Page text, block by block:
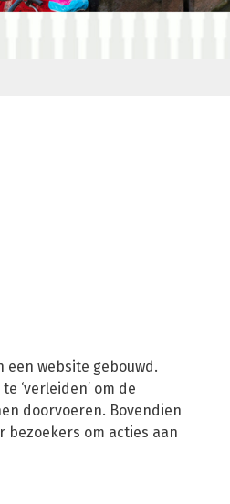
website gebouwd.
‘verleiden’ om de
doorvoeren. Bovendien
bezoekers om acties aan